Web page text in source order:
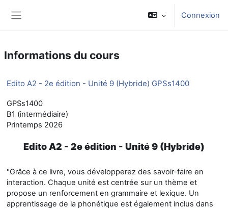
Connexion
Informations du cours
Edito A2 - 2e édition - Unité 9 (Hybride) GPSs1400
GPSs1400
B1 (intermédiaire)
Printemps 2026
Edito A2 - 2e édition - Unité 9 (Hybride)
"Grâce à ce livre, vous développerez des savoir-faire en
interaction. Chaque unité est centrée sur un thème et
propose un renforcement en grammaire et lexique. Un
apprentissage de la phonétique est également inclus dans